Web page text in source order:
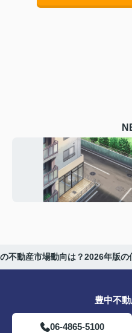
不動産市場動向は？2026年版
豊中不
06-4865-5100